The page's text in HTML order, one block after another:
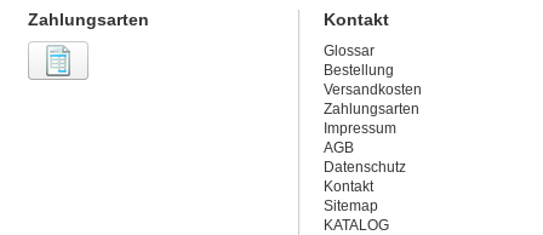
Zahlungsarten Kontakt
Glossar
Bestellung
Versandkosten
Zahlungsarten
Impressum
AGB
Datenschutz
Kontakt
Sitemap
KATALOG